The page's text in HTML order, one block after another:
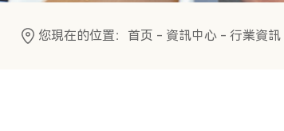
您現在的位置： 首页 - 資訊中心 -行業資訊